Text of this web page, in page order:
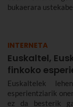
bukaerara
INTERNETA
Euskaltel,
finkoko
Euskaltelek
esperientziarik
ez da besterik